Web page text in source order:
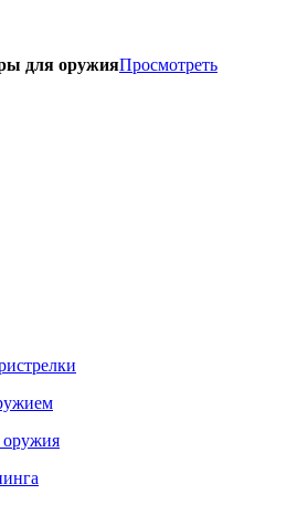
для оружияПросмотреть
оружия